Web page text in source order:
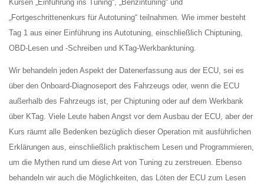
Kursen „Einführung ins Tuning“, „Benzintuning“ und
„Fortgeschrittenenkurs für Autotuning“ teilnahmen. Wie immer besteht
Tag 1 aus einer Einführung ins Autotuning, einschließlich Chiptuning,
OBD-Lesen und -Schreiben und KTag-Werkbanktuning.
Wir behandeln jeden Aspekt der Datenerfassung aus der ECU, sei es
über den Onboard-Diagnoseport des Fahrzeugs oder, wenn die ECU
außerhalb des Fahrzeugs ist, per Chiptuning oder auf dem Werkbank
über KTag. Viele Leute haben Angst vor dem Ausbau der ECU, aber der
Kurs räumt alle Bedenken bezüglich dieser Operation mit ausführlichen
Erklärungen aus, einschließlich praktischem Lesen und Programmieren,
um die Mythen rund um diese Art von Tuning zu zerstreuen. Ebenso
behandeln wir auch die Möglichkeiten, das Löten der ECU zum Lesen